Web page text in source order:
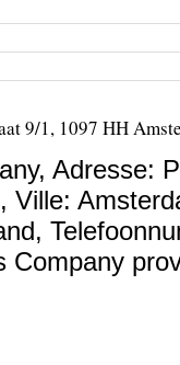
9/1, 1097 HH
, Adresse:
, Ville:
,
Company